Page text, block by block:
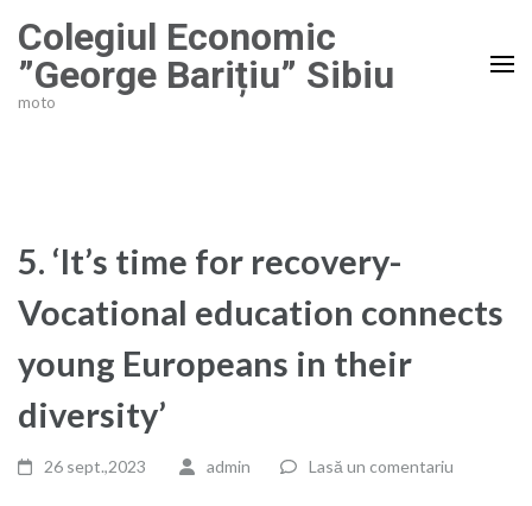
conținut
(apasă
Colegiul Economic
”George Barițiu” Sibiu
moto
5. ‘It’s time for recovery-
Vocational education connects
young Europeans in their
diversity’
26 sept.,2023 admin Lasă un comentariu